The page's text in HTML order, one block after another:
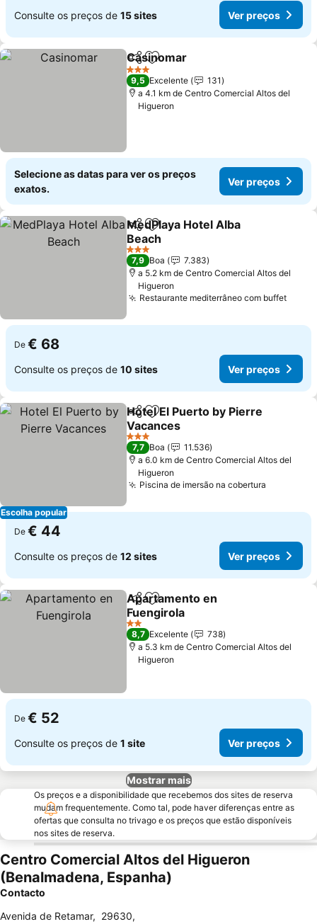
Consulte os preços de 15 sites Ver preços
PartilharAdicionar aos favoritos
Casinomar
3 Estrelas
9,5 Excelente
131
a 4.1 km de Centro Comercial Altos del
Higueron
Selecione as datas para ver os preços
exatos.
Ver preços
PartilharAdicionar aos favoritos
MedPlaya Hotel Alba
Beach
3 Estrelas
7,9 Boa
7.383
a 5.2 km de Centro Comercial Altos del
Higueron
Restaurante mediterrâneo com buffet
De € 68
Consulte os preços de 10 sites Ver preços
Escolha popular
PartilharAdicionar aos favoritos
Hotel El Puerto by Pierre
Vacances
3 Estrelas
7,7 Boa
11.536
a 6.0 km de Centro Comercial Altos del
Higueron
Piscina de imersão na cobertura
De € 44
Consulte os preços de 12 sites Ver preços
PartilharAdicionar aos favoritos
Apartamento en
Fuengirola
2 Estrelas
8,7 Excelente
738
a 5.3 km de Centro Comercial Altos del
Higueron
De € 52
Consulte os preços de 1 site Ver preços
Mostrar mais
Os preços e a disponibilidade que recebemos dos sites de reserva
mudam frequentemente. Como tal, pode haver diferenças entre as
ofertas que consulta no trivago e os preços que estão disponíveis
nos sites de reserva.
Centro Comercial Altos del Higueron
(Benalmadena, Espanha)
Contacto
Avenida de Retamar, 29630,